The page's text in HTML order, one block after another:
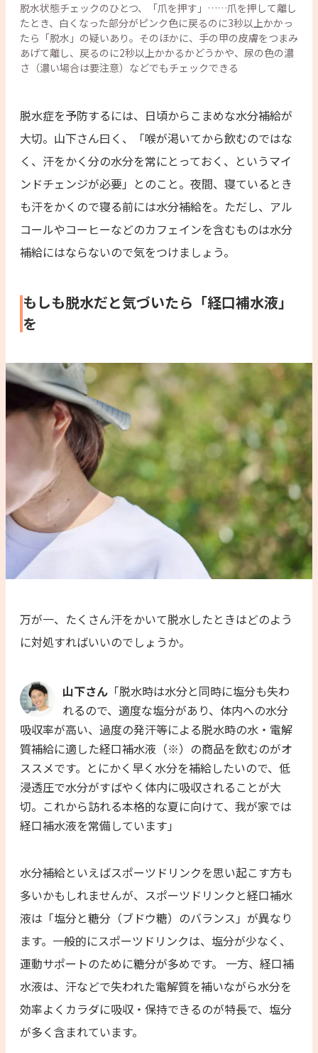
脱水状態チェックのひとつ、「爪を押す」……爪を押して離し
たとき、白くなった部分がピンク色に戻るのに3秒以上かかっ
たら「脱水」の疑いあり。そのほかに、手の甲の皮膚をつまみ
あげて離し、戻るのに2秒以上かかるかどうかや、尿の色の濃
さ（濃い場合は要注意）などでもチェックできる
脱水症を予防するには、日頃からこまめな水分補給が
大切。山下さん曰く、「喉が渇いてから飲むのではな
く、汗をかく分の水分を常にとっておく、というマイ
ンドチェンジが必要」とのこと。夜間、寝ているとき
も汗をかくので寝る前には水分補給を。ただし、アル
コールやコーヒーなどのカフェインを含むものは水分
補給にはならないので気をつけましょう。
もしも脱水だと気づいたら「経口補水液」
を
万が一、たくさん汗をかいて脱水したときはどのよう
に対処すればいいのでしょうか。
山下さん 「脱水時は水分と同時に塩分も失わ
れるので、適度な塩分があり、体内への水分
吸収率が高い、過度の発汗等による脱水時の水・電解
質補給に適した経口補水液（※）の商品を飲むのがオ
ススメです。とにかく早く水分を補給したいので、低
浸透圧で水分がすばやく体内に吸収されることが大
切。これから訪れる本格的な夏に向けて、我が家では
経口補水液を常備しています」
水分補給といえばスポーツドリンクを思い起こす方も
多いかもしれませんが、スポーツドリンクと経口補水
液は「塩分と糖分（ブドウ糖）のバランス」が異なり
ます。一般的にスポーツドリンクは、塩分が少なく、
運動サポートのために糖分が多めです。 一方、経口補
水液は、汗などで失われた電解質を補いながら水分を
効率よくカラダに吸収・保持できるのが特長で、塩分
が多く含まれています。